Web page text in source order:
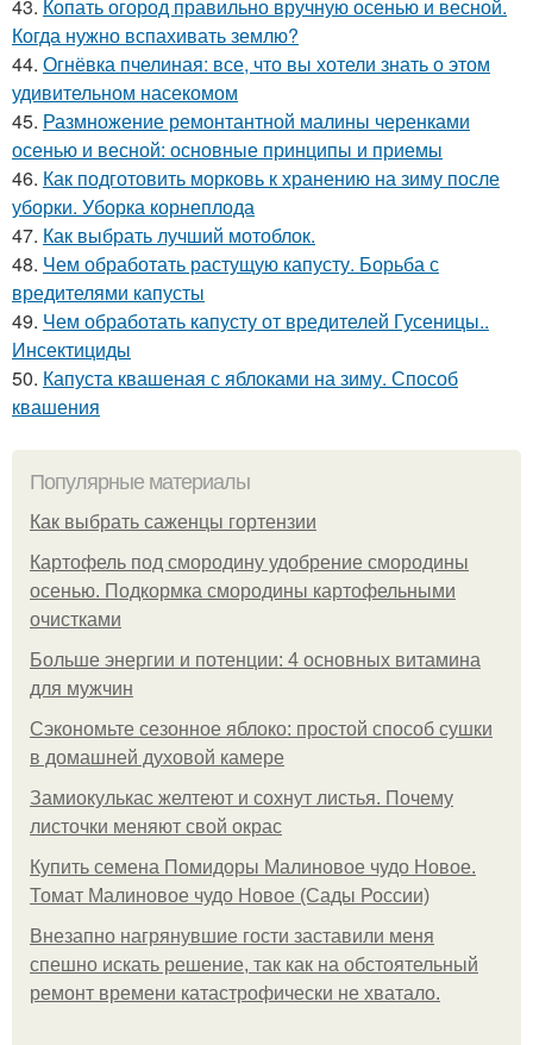
43. Копать огород правильно вручную осенью и весной.
Когда нужно вспахивать землю?
44. Огнёвка пчелиная: все, что вы хотели знать о этом
удивительном насекомом
45. Размножение ремонтантной малины черенками
осенью и весной: основные принципы и приемы
46. Как подготовить морковь к хранению на зиму после
уборки. Уборка корнеплода
47. Как выбрать лучший мотоблок.
48. Чем обработать растущую капусту. Борьба с
вредителями капусты
49. Чем обработать капусту от вредителей Гусеницы..
Инсектициды
50. Капуста квашеная с яблоками на зиму. Способ
квашения
Популярные материалы
Как выбрать саженцы гортензии
Картофель под смородину удобрение смородины
осенью. Подкормка смородины картофельными
очистками
Больше энергии и потенции: 4 основных витамина
для мужчин
Сэкономьте сезонное яблоко: простой способ сушки
в домашней духовой камере
Замиокулькас желтеют и сохнут листья. Почему
листочки меняют свой окрас
Купить семена Помидоры Малиновое чудо Новое.
Томат Малиновое чудо Новое (Сады России)
Внезапно нагрянувшие гости заставили меня
спешно искать решение, так как на обстоятельный
ремонт времени катастрофически не хватало.